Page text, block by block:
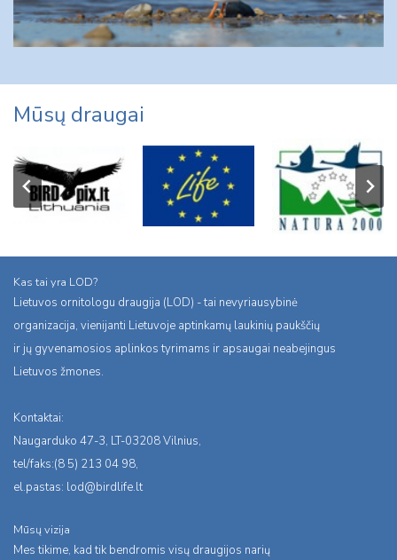
Mūsų draugai
Kas tai yra LOD?
Lietuvos ornitologu draugija (LOD) - tai nevyriausybinė
organizacija, vienijanti Lietuvoje aptinkamų laukinių paukščių
ir jų gyvenamosios aplinkos tyrimams ir apsaugai neabejingus
Lietuvos žmones.
Kontaktai:
Naugarduko 47-3, LT-03208 Vilnius,
tel/faks:(8 5) 213 04 98,
el.pastas: lod@birdlife.lt
Mūsų vizija
Mes tikime, kad tik bendromis visų draugijos narių